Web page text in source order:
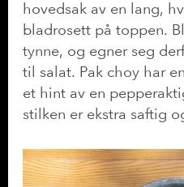
hovedsak av en lang,
bladrosett på toppen.
tynne, og egner seg
til salat. Pak choy har
et hint av en
stilken er ekstra saftig